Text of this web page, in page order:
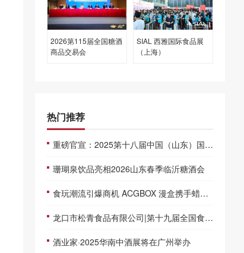
2026第115届全国糖酒
商品交易会
SIAL 西雅国际食品展
（上海）
热门推荐
重磅官宣：2025第十八届中国（山东）国际糖酒会春季首展来袭！
珊瑚泉饮品亮相2026山东春季临沂糖酒会
食玩潮流引爆商机 ACGBOX 漫盒携手蜡笔小新、chiikawa、三丽鸥、宝可梦等超级IP亮相SIAL西雅展
龙口市松青食品有限公司|第十九届全国食品博览会
酒业家·2025华南中酒展将在广州举办